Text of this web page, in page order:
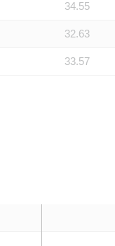
34.55
32.63
33.57